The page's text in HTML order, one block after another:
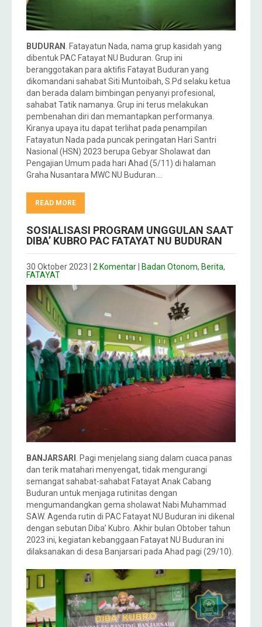
BUDURAN . Fatayatun Nada, nama grup kasidah yang
dibentuk PAC Fatayat NU Buduran. Grup ini
beranggotakan para aktifis Fatayat Buduran yang
dikomandani sahabat Siti Muntoibah, S.Pd selaku ketua
dan berada dalam bimbingan penyanyi profesional,
sahabat Tatik namanya. Grup ini terus melakukan
pembenahan diri dan memantapkan performanya.
Kiranya upaya itu dapat terlihat pada penampilan
Fatayatun Nada pada puncak peringatan Hari Santri
Nasional (HSN) 2023 berupa Gebyar Sholawat dan
Pengajian Umum pada hari Ahad (5/11) di halaman
Graha Nusantara MWC NU Buduran….
READ MORE
SOSIALISASI PROGRAM UNGGULAN SAAT
DIBA’ KUBRO PAC FATAYAT NU BUDURAN
30 Oktober 2023 2 Komentar Badan Otonom, Berita,
FATAYAT
BANJARSARI
. Pagi menjelang siang dalam cuaca panas
dan terik matahari menyengat, tidak mengurangi
semangat sahabat-sahabat Fatayat Anak Cabang
Buduran untuk menjaga rutinitas dengan
mengumandangkan gema sholawat Nabi Muhammad
SAW. Agenda rutin di PAC Fatayat NU Buduran ini dikenal
dengan sebutan Diba’ Kubro. Akhir bulan Obtober tahun
2023 ini, kegiatan kebanggaan Fatayat NU Buduran ini
dilaksanakan di desa Banjarsari pada Ahad pagi (29/10).